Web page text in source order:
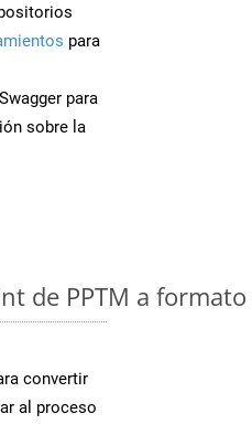
para
para
sobre la
de PPTM a
convertir
al proceso